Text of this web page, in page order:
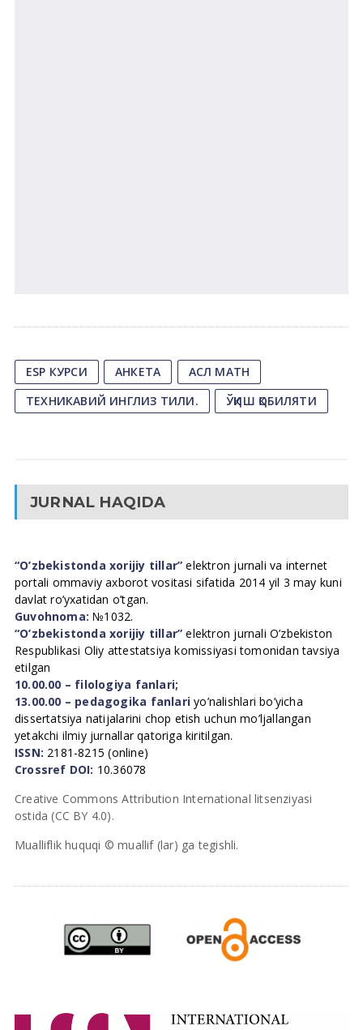
ESP КУРСИ АНКЕТА
АСЛ МАТН
ТЕХНИКАВИЙ ИНГЛИЗ ТИЛИ.
ЎҚИШ ҚОБИЛЯТИ
JURNAL HAQIDA
“O’zbekistonda xorijiy tillar” elektron jurnali va internet
portali ommaviy axborot vositasi sifatida 2014 yil 3 may kuni
davlat ro’yxatidan o’tgan.
Guvohnoma: №1032.
“O’zbekistonda xorijiy tillar” elektron jurnali O’zbekiston
Respublikasi Oliy attestatsiya komissiyasi tomonidan tavsiya
etilgan
10.00.00 – filologiya fanlari;
13.00.00 – pedagogika fanlari yo’nalishlari bo’yicha
dissertatsiya natijalarini chop etish uchun mo’ljallangan
yetakchi ilmiy jurnallar qatoriga kiritilgan.
ISSN: 2181-8215 (online)
Crossref DOI: 10.36078
Creative Commons Attribution International litsenziyasi
ostida (CC BY 4.0).
Mualliflik huquqi © muallif (lar) ga tegishli.